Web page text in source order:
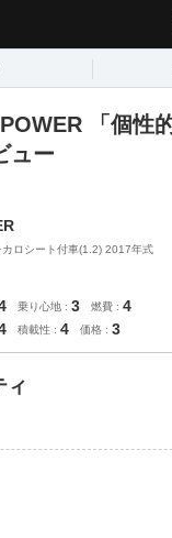
「個性
ュー
ロシート付車(1.2) 2017年式
乗り心地 3 燃費 4
積載性 4 価格 3
ィ